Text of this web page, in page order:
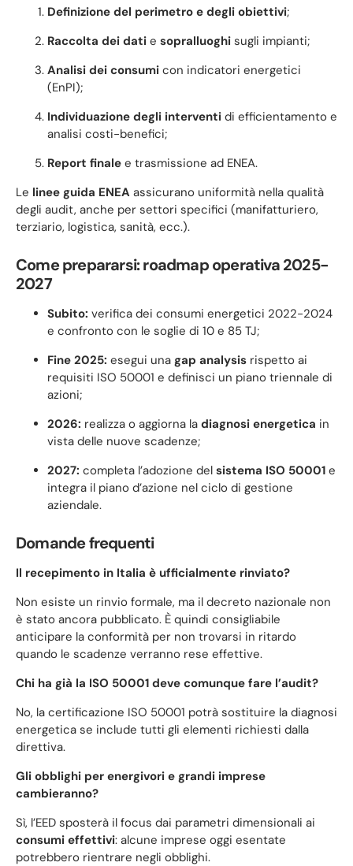
Definizione del perimetro e degli obiettivi;
Raccolta dei dati e sopralluoghi sugli impianti;
Analisi dei consumi con indicatori energetici
(EnPI);
Individuazione degli interventi di efficientamento e
analisi costi-benefici;
Report finale e trasmissione ad ENEA.
Le linee guida ENEA assicurano uniformità nella qualità
degli audit, anche per settori specifici (manifatturiero,
terziario, logistica, sanità, ecc.).
Come prepararsi: roadmap operativa 2025-
2027
Subito: verifica dei consumi energetici 2022-2024
e confronto con le soglie di 10 e 85 TJ;
Fine 2025: esegui una gap analysis rispetto ai
requisiti ISO 50001 e definisci un piano triennale di
azioni;
2026: realizza o aggiorna la diagnosi energetica in
vista delle nuove scadenze;
2027: completa l’adozione del sistema ISO 50001 e
integra il piano d’azione nel ciclo di gestione
aziendale.
Domande frequenti
Il recepimento in Italia è ufficialmente rinviato?
Non esiste un rinvio formale, ma il decreto nazionale non
è stato ancora pubblicato. È quindi consigliabile
anticipare la conformità per non trovarsi in ritardo
quando le scadenze verranno rese effettive.
Chi ha già la ISO 50001 deve comunque fare l’audit?
No, la certificazione ISO 50001 potrà sostituire la diagnosi
energetica se include tutti gli elementi richiesti dalla
direttiva.
Gli obblighi per energivori e grandi imprese
cambieranno?
Sì, l’EED sposterà il focus dai parametri dimensionali ai
consumi effettivi: alcune imprese oggi esentate
potrebbero rientrare negli obblighi.